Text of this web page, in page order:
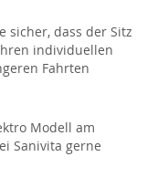
sicher, dass der Sitz
individuellen
Fahrten
Modell am
Sanivita gerne